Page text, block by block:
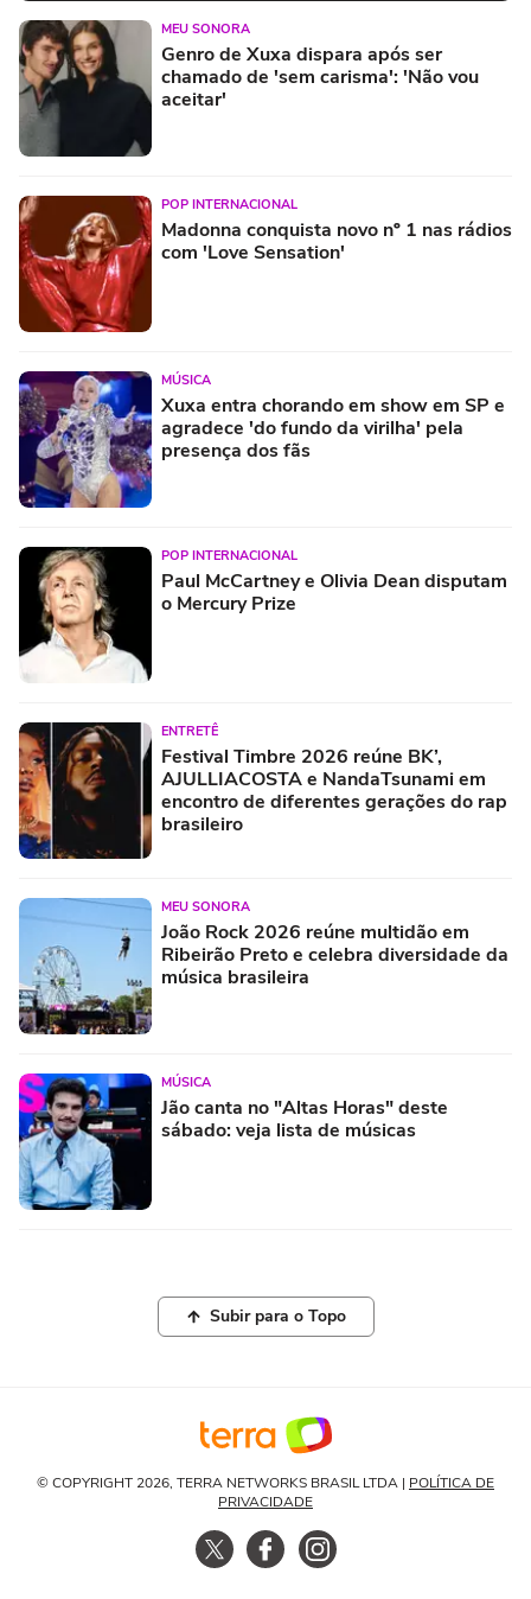
MEU SONORA
Genro de Xuxa dispara após ser
chamado de 'sem carisma': 'Não vou
aceitar'
POP INTERNACIONAL
Madonna conquista novo nº 1 nas rádios
com 'Love Sensation'
MÚSICA
Xuxa entra chorando em show em SP e
agradece 'do fundo da virilha' pela
presença dos fãs
POP INTERNACIONAL
Paul McCartney e Olivia Dean disputam
o Mercury Prize
ENTRETÊ
Festival Timbre 2026 reúne BK’,
AJULLIACOSTA e NandaTsunami em
encontro de diferentes gerações do rap
brasileiro
MEU SONORA
João Rock 2026 reúne multidão em
Ribeirão Preto e celebra diversidade da
música brasileira
MÚSICA
Jão canta no "Altas Horas" deste
sábado: veja lista de músicas
Subir para o Topo
© COPYRIGHT 2026, TERRA NETWORKS BRASIL LTDA | POLÍTICA DE
PRIVACIDADE